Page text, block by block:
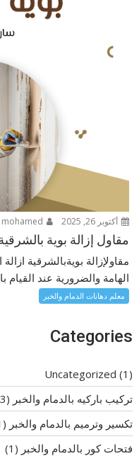
أكتوبر 26, 2025
مقاول إزالة بوية بالشرقية
مقاولإزالة بويةبالشرقية
الهامة والضرورية عند
معلم دهانات الدمام والخبر
Categories
Uncategorized (1)
تركيب باركيه بالدمام والخبر (3)
تكسير وترميم بالدمام والخبر (11)
فتحات كور بالدمام والخبر (1)